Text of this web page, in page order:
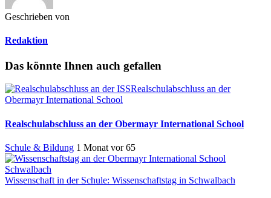
Geschrieben von
Redaktion
Das könnte Ihnen auch gefallen
Realschulabschluss an der
Obermayr International School
Realschulabschluss an der Obermayr International School
Schule & Bildung 1 Monat vor 65
Wissenschaft in der Schule: Wissenschaftstag in Schwalbach